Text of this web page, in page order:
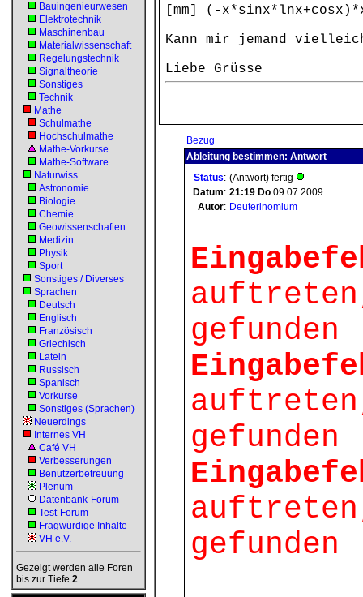
Bauingenieurwesen
Elektrotechnik
Maschinenbau
Materialwissenschaft
Regelungstechnik
Signaltheorie
Sonstiges
Technik
Mathe
Schulmathe
Hochschulmathe
Mathe-Vorkurse
Mathe-Software
Naturwiss.
Astronomie
Biologie
Chemie
Geowissenschaften
Medizin
Physik
Sport
Sonstiges / Diverses
Sprachen
Deutsch
Englisch
Französisch
Griechisch
Latein
Russisch
Spanisch
Vorkurse
Sonstiges (Sprachen)
Neuerdings
Internes VH
Café VH
Verbesserungen
Benutzerbetreuung
Plenum
Datenbank-Forum
Test-Forum
Fragwürdige Inhalte
VH e.V.
Gezeigt werden alle Foren
bis zur Tiefe 2
[mm] (-
Kann mir jemand
Liebe Grüsse
Bezug
Ableitung bestimmen: Antwort
Status: (Antwort) fertig
Datum: 21:19 Do 09.07.2009
Autor: Deuterinomium